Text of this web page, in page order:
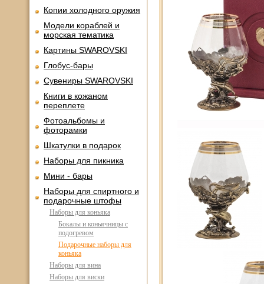
Копии холодного оружия
Модели кораблей и
морская тематика
Картины SWAROVSKI
Глобус-бары
Сувениры SWAROVSKI
Книги в кожаном
переплете
Фотоальбомы и
фоторамки
Шкатулки в подарок
Наборы для пикника
Мини - бары
Наборы для спиртного и
подарочные штофы
Наборы для коньяка
Бокалы и коньячницы с
подогревом
Подарочные наборы для
коньяка
Наборы для вина
Наборы для виски